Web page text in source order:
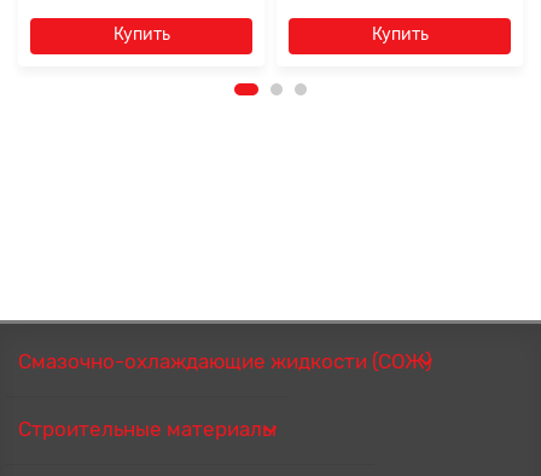
Купить Купить
Смазочно-охлаждающие жидкости (СОЖ)
Строительные материалы